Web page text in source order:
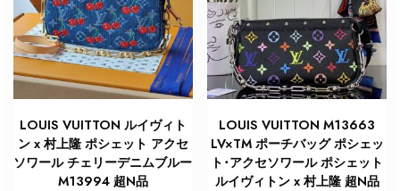
LOUIS VUITTON ルイヴィト
ン x 村上隆 ポシェット アクセ
ソワール チェリーデニムブルー
M13994 超N品
LOUIS VUITTON M13663
LV×TM ポーチバッグ ポシェッ
ト･アクセソワール ポシェット
ルイヴィトン x 村上隆 超N品